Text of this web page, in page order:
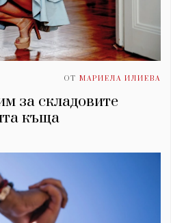
ОТ МАРИЕЛА ИЛИЕВА
за складовите
къща